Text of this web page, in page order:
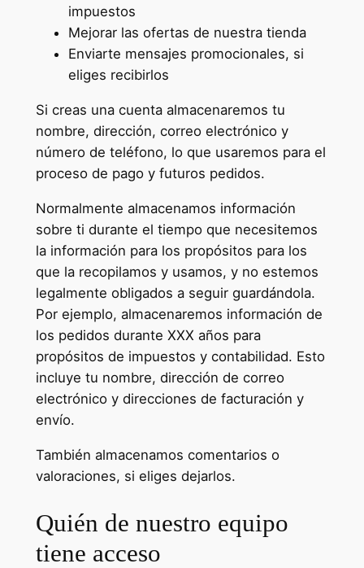
impuestos
Mejorar las ofertas de nuestra tienda
Enviarte mensajes promocionales, si
eliges recibirlos
Si creas una cuenta almacenaremos tu
nombre, dirección, correo electrónico y
número de teléfono, lo que usaremos para el
proceso de pago y futuros pedidos.
Normalmente almacenamos información
sobre ti durante el tiempo que necesitemos
la información para los propósitos para los
que la recopilamos y usamos, y no estemos
legalmente obligados a seguir guardándola.
Por ejemplo, almacenaremos información de
los pedidos durante XXX años para
propósitos de impuestos y contabilidad. Esto
incluye tu nombre, dirección de correo
electrónico y direcciones de facturación y
envío.
También almacenamos comentarios o
valoraciones, si eliges dejarlos.
Quién de nuestro equipo
tiene acceso